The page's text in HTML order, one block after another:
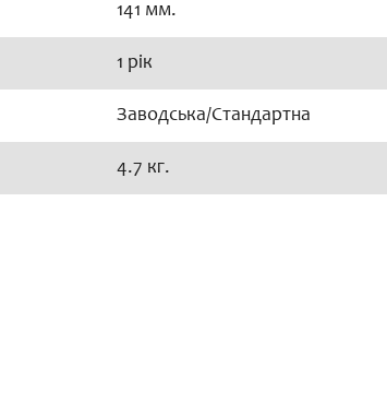
141 мм.
1 рік
Заводська/Стандартна
4.7 кг.